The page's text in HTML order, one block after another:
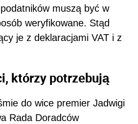
muszą być w
weryfikowane. Stąd
je z deklaracjami VAT i z
którzy potrzebują
do wice premier Jadwigi
Rada Doradców